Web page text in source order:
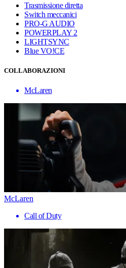
Trasmissione diretta
Switch meccanici
PRO-G AUDIO
POWERPLAY 2
LIGHTSYNC
Blue VO!CE
COLLABORAZIONI
McLaren
McLaren
Call of Duty